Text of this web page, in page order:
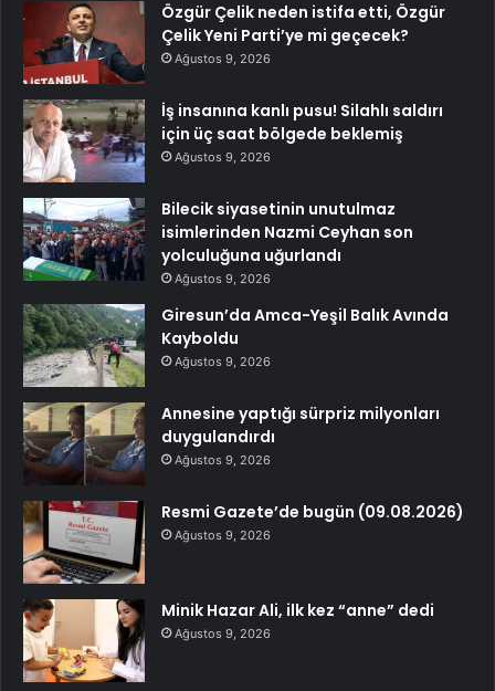
Özgür Çelik neden istifa etti, Özgür
Çelik Yeni Parti’ye mi geçecek?
Ağustos 9, 2026
İş insanına kanlı pusu! Silahlı saldırı
için üç saat bölgede beklemiş
Ağustos 9, 2026
Bilecik siyasetinin unutulmaz
isimlerinden Nazmi Ceyhan son
yolculuğuna uğurlandı
Ağustos 9, 2026
Giresun’da Amca-Yeşil Balık Avında
Kayboldu
Ağustos 9, 2026
Annesine yaptığı sürpriz milyonları
duygulandırdı
Ağustos 9, 2026
Resmi Gazete’de bugün (09.08.2026)
Ağustos 9, 2026
Minik Hazar Ali, ilk kez “anne” dedi
Ağustos 9, 2026